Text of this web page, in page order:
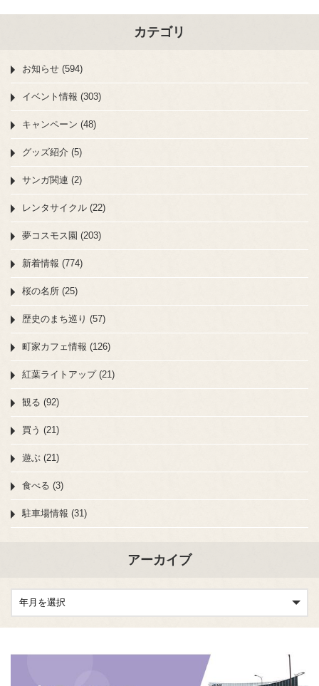
カテゴリ
お知らせ (594)
イベント情報 (303)
キャンペーン (48)
グッズ紹介 (5)
サンガ関連 (2)
レンタサイクル (22)
夢コスモス園 (203)
新着情報 (774)
桜の名所 (25)
歴史のまち巡り (57)
町家カフェ情報 (126)
紅葉ライトアップ (21)
観る (92)
買う (21)
遊ぶ (21)
食べる (3)
駐車場情報 (31)
アーカイブ